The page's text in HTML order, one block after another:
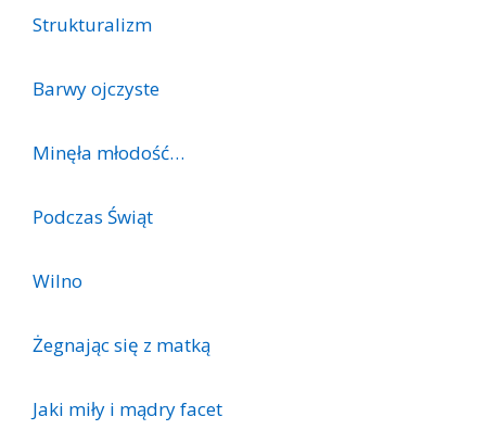
Strukturalizm
Barwy ojczyste
Minęła młodość…
Podczas Świąt
Wilno
Żegnając się z matką
Jaki miły i mądry facet